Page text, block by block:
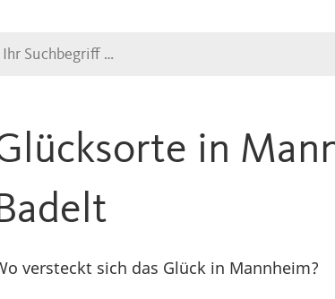
in
versteckt sich das Glück in Mannheim?